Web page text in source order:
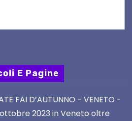
E Pagine
FAI D’AUTUNNO - VENETO -
ottobre 2023 in Veneto oltre